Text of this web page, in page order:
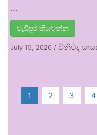
…
වැඩිපුර කියවන්න
July 15, 2026 / විනිවිද
1 2 3 4